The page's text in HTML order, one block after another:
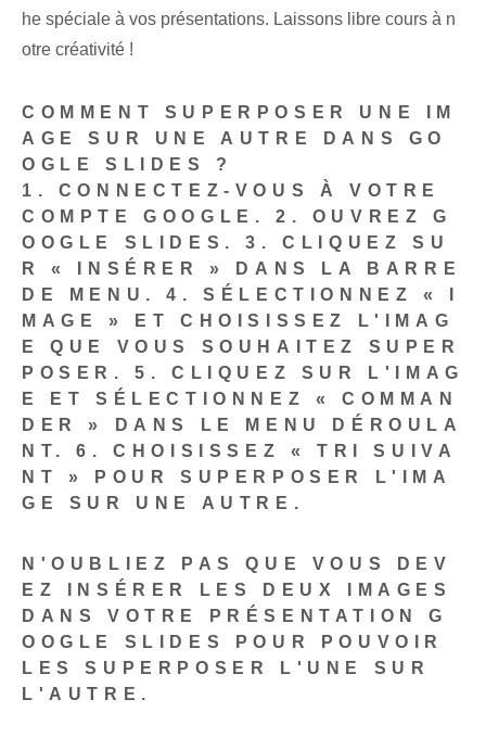
he spéciale à vos présentations. Laissons libre cours à n
otre créativité !
COMMENT SUPERPOSER UNE IM
AGE SUR UNE AUTRE DANS GO
OGLE SLIDES ?
1. CONNECTEZ-VOUS À VOTRE
COMPTE GOOGLE.
2. OUVREZ G
OOGLE SLIDES.
3. CLIQUEZ SU
R « INSÉRER » DANS LA BARRE
DE MENU.
4. SÉLECTIONNEZ « I
MAGE » ET CHOISISSEZ L'IMAG
E QUE VOUS SOUHAITEZ SUPER
POSER.
5. CLIQUEZ SUR L'IMAG
E ET SÉLECTIONNEZ « COMMAN
DER » DANS LE MENU DÉROULA
NT.
6. CHOISISSEZ « TRI SUIVA
NT » POUR SUPERPOSER L'IMA
GE SUR UNE AUTRE.
N'OUBLIEZ PAS QUE VOUS DEV
EZ INSÉRER LES DEUX IMAGES
DANS VOTRE PRÉSENTATION G
OOGLE SLIDES POUR POUVOIR
LES SUPERPOSER L'UNE SUR
L'AUTRE.